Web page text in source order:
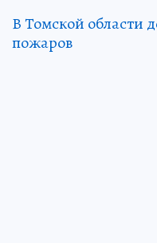
В Томской области
пожаров